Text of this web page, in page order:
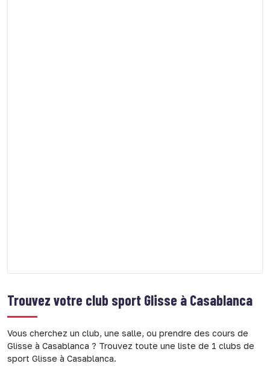
Trouvez votre club sport Glisse à Casablanca
Vous cherchez un club, une salle, ou prendre des cours de
Glisse à Casablanca ? Trouvez toute une liste de 1 clubs de
sport Glisse à Casablanca.